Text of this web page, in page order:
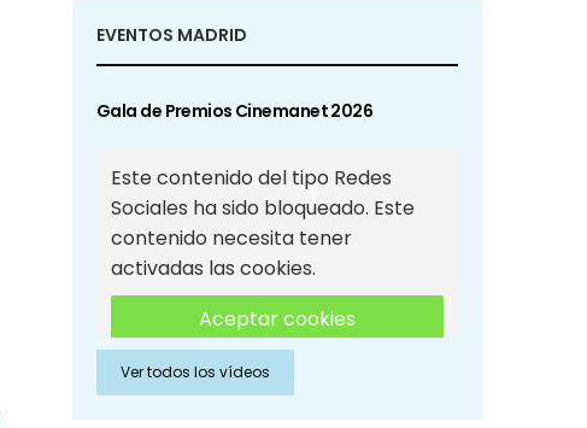
EVENTOS MADRID
Gala de Premios Cinemanet 2026
Este contenido del tipo Redes
Sociales ha sido bloqueado. Este
contenido necesita tener
activadas las cookies.
Aceptar cookies
Aceptar cookies de Redes
Sociales
Ver todos los vídeos